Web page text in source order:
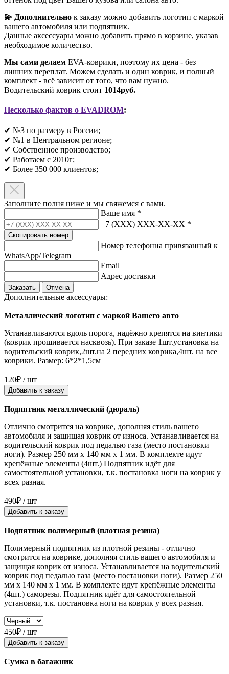
💫 Дополнительно к заказу можно добавить логотип с маркой
вашего автомобиля или подпятник.
Данные аксессуары можно добавить прямо в корзине, указав
необходимое количество.
Мы сами делаем EVA-коврики, поэтому их цена - без
лишних переплат. Можем сделать и один коврик, и полный
комплект - всё зависит от того, что вам нужно.
Водительский коврик стоит 1014руб.
Несколько фактов о EVADROM:
✔ №3 по размеру в России;
✔ №1 в Центральном регионе;
✔ Собственное производство;
✔ Работаем с 2010г;
✔ Более 350 000 клиентов;​
Заполните полня ниже и мы свяжемся с вами.
Ваше имя *
+7 (XXX) XXX-XX-XX *
Скопировать номер
Номер телефонна привязанный к
WhatsApp/Telegram
Email
Адрес доставки
Заказать Отмена
Дополнительные аксессуары:
Металлический логотип с маркой Вашего авто
Устанавливаются вдоль порога, надёжно крепятся на винтики
(коврик прошивается насквозь). При заказе 1шт.установка на
водительский коврик,2шт.на 2 передних коврика,4шт. на все
коврики. Размер: 6*2*1,5см
120₽ / шт
Добавить к заказу
Подпятник металлический (дюраль)
Отлично смотрится на коврике, дополняя стиль вашего
автомобиля и защищая коврик от износа. Устанавливается на
водительский коврик под педалью газа (место постановки
ноги). Размер 250 мм x 140 мм x 1 мм. В комплекте идут
крепёжные элементы (4шт.) Подпятник идёт для
самостоятельной установки, т.к. постановка ноги на коврик у
всех разная.
490₽ / шт
Добавить к заказу
Подпятник полимерный (плотная резина)
Полимерный подпятник из плотной резины - отлично
смотрится на коврике, дополняя стиль вашего автомобиля и
защищая коврик от износа. Устанавливается на водительский
коврик под педалью газа (место постановки ноги). Размер 250
мм x 140 мм x 1 мм. В комплекте идут крепёжные элементы
(4шт.) саморезы. Подпятник идёт для самостоятельной
установки, т.к. постановка ноги на коврик у всех разная.
450₽ / шт
Добавить к заказу
Сумка в багажник